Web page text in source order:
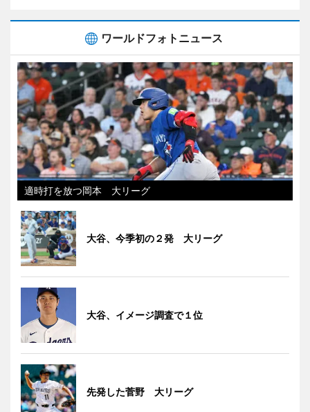
ワールドフォトニュース
適時打を放つ岡本 大リーグ
大谷、今季初の２発 大リーグ
大谷、イメージ調査で１位
先発した菅野 大リーグ